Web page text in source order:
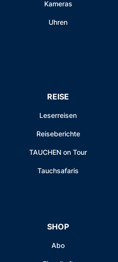
Kameras
Uhren
REISE
Leserreisen
Reiseberichte
TAUCHEN on Tour
Tauchsafaris
SHOP
Abo